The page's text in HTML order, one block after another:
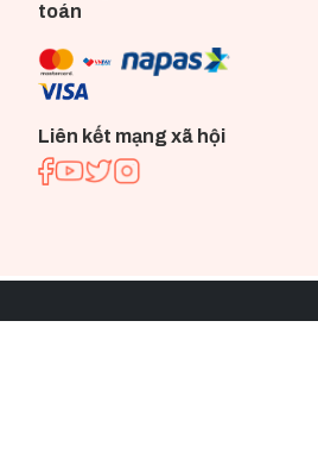
toán
Liên kết mạng xã hội